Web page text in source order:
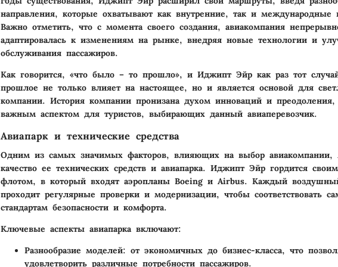
направления, которые охватывают как внутренние, так и международные
Важно отметить, что с момента своего создания, авиакомпания
адаптировалась к изменениям на рынке, внедряя новые технологии и
обслуживания пассажиров.
Как говорится, «что было – то прошло», и Иджипт Эйр как раз тот
прошлое не только влияет на настоящее, но и является основой для
компании. История компании пронизана духом инноваций и преодоления,
важным аспектом для туристов, выбирающих данный авиаперевозчик.
Авиапарк и технические средства
Одним из самых значимых факторов, влияющих на выбор авиакомпании,
качество ее технических средств и авиапарка. Иджипт Эйр гордится
флотом, в который входят аэропланы Boeing и Airbus. Каждый
проходит регулярные проверки и модернизации, чтобы соответствовать
стандартам безопасности и комфорта.
Ключевые аспекты авиапарка включают:
Разнообразие моделей: от экономичных до бизнес-класса, что
удовлетворить различные потребности пассажиров.